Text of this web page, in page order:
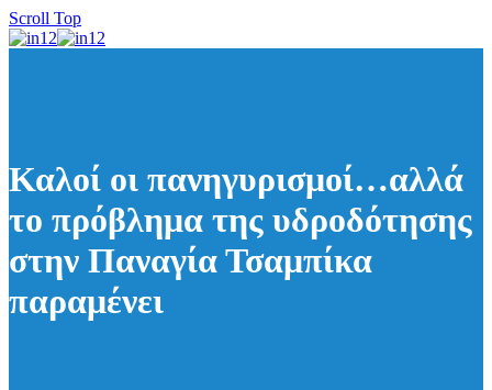
Scroll Top
Καλοί οι πανηγυρισμοί…αλλά
το πρόβλημα της υδροδότησης
στην Παναγία Τσαμπίκα
παραμένει